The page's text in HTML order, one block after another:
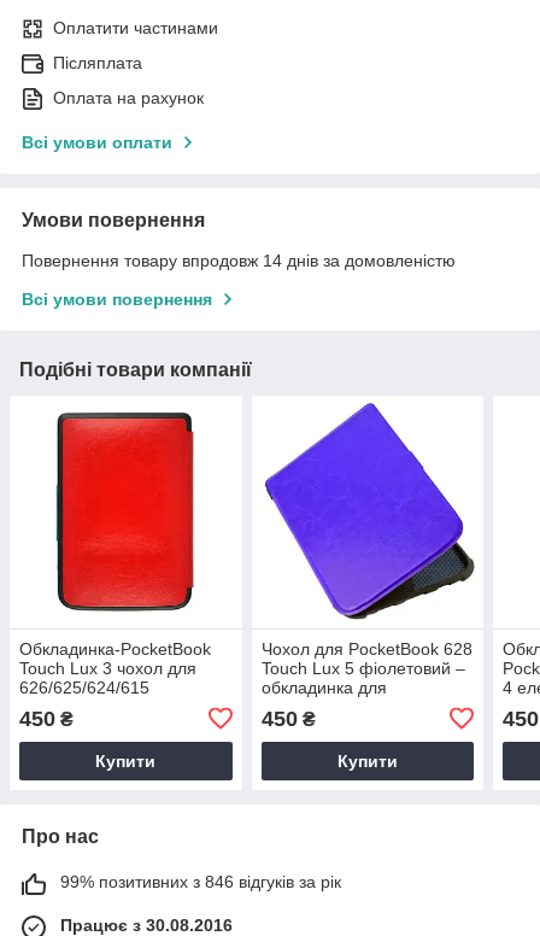
Оплатити частинами
Післяплата
Оплата на рахунок
Всі умови оплати
Умови повернення
Повернення товару впродовж 14 днів за домовленістю
Всі умови повернення
Подібні товари компанії
Обкладинка-PocketBook
Touch Lux 3 чохол для
626/625/624/615
електронної книги – колір
червоний
450 ₴
Купити
Чохол для PocketBook 628
Touch Lux 5 фіолетовий –
обкладинка для
Покетбук
450₴
Купити
4
450
Про нас
99% позитивних з 846 відгуків за рік
Працює з 30.08.2016